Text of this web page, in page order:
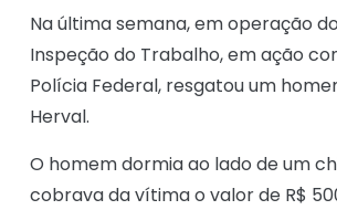
Na última semana, em operação
Inspeção do Trabalho, em ação
Polícia Federal, resgatou um
Herval.
O homem dormia ao lado de um
cobrava da vítima o valor de R$